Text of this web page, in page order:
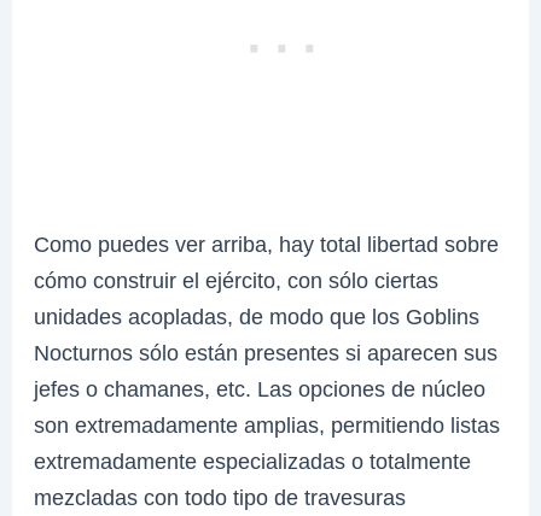
Como puedes ver arriba, hay total libertad sobre
cómo construir el ejército, con sólo ciertas
unidades acopladas, de modo que los Goblins
Nocturnos sólo están presentes si aparecen sus
jefes o chamanes, etc. Las opciones de núcleo
son extremadamente amplias, permitiendo listas
extremadamente especializadas o totalmente
mezcladas con todo tipo de travesuras